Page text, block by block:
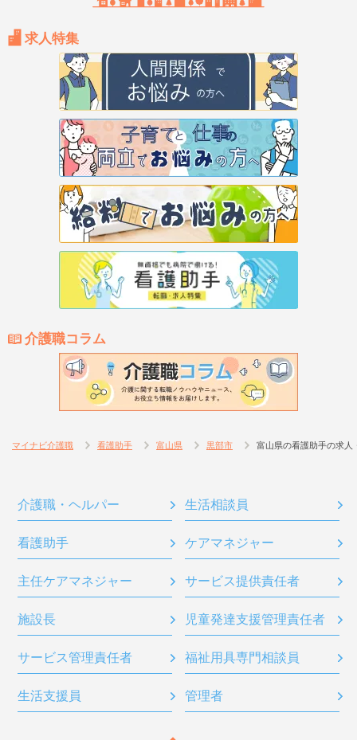
求人特集
介護職コラム
マイナビ介護職 看護助手 富山県 黒部市 富山県の看護助手の求人
介護職・ヘルパー 生活相談員
看護助手 ケアマネジャー
主任ケアマネジャー サービス提供責任者
施設長 児童発達支援管理責任者
サービス管理責任者 福祉用具専門相談員
生活支援員 管理者